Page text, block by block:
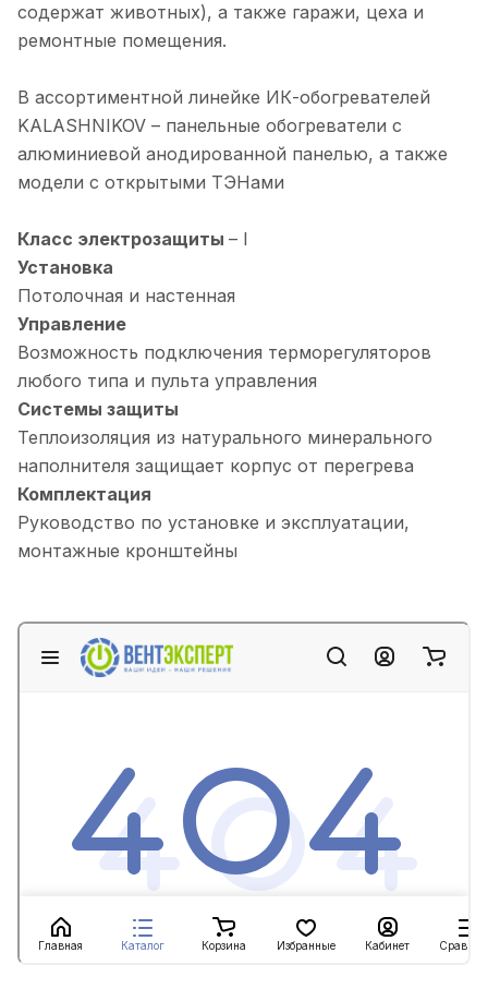
содержат животных), а также гаражи, цеха и
ремонтные помещения.
В ассортиментной линейке ИК-обогревателей
KALASHNIKOV – панельные обогреватели с
алюминиевой анодированной панелью, а также
модели с открытыми ТЭНами
Класс электрозащиты – I
Установка
Потолочная и настенная
Управление
Возможность подключения терморегуляторов
любого типа и пульта управления
Системы защиты
Теплоизоляция из натурального минерального
наполнителя защищает корпус от перегрева
Комплектация
Руководство по установке и эксплуатации,
монтажные кронштейны